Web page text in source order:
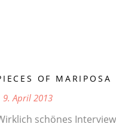
OF MARIPOSA
9. April 2013
schönes